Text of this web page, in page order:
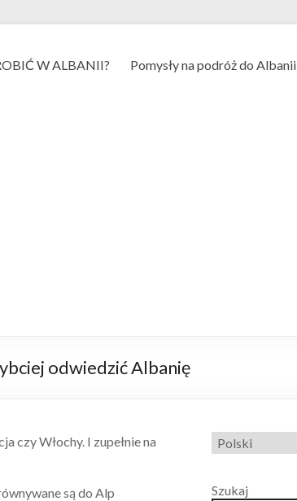
W ALBANII? Pomysły na podróż do Albanii
odwiedzić Albanię
czy Włochy. I zupełnie na
są do Alp
Wybierz
język
Szukaj